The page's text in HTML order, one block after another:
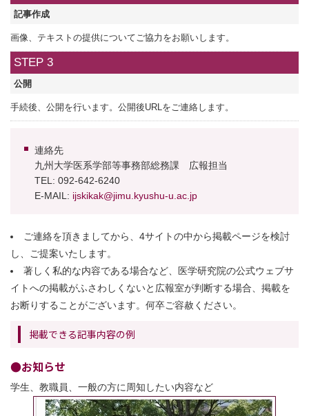
記事作成
画像、テキストの提供についてご協力をお願いします。
STEP 3
公開
手続後、公開を行います。公開後URLをご連絡します。
連絡先
九州大学医系学部等事務部総務課 広報担当
TEL: 092-642-6240
E-MAIL: ijskikak@jimu.kyushu-u.ac.jp
ご連絡を頂きましてから、4サイトの中から掲載ページを検討
し、ご提案いたします。
著しく私的な内容である場合など、医学研究院の公式ウェブサ
イトへの掲載がふさわしくないと広報室が判断する場合、掲載を
お断りすることがございます。何卒ご容赦ください。
掲載できる記事内容の例
●お知らせ
学生、教職員、一般の方に周知したい内容など